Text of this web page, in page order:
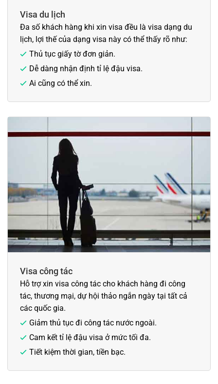
Visa du lịch
Đa số khách hàng khi xin visa đều là visa dạng du
lịch, lợi thế của dạng visa này có thể thấy rõ như:
Thủ tục giấy tờ đơn giản.
Dễ dàng nhận định tỉ lệ đậu visa.
Ai cũng có thể xin.
Visa công tác
Hỗ trợ xin visa công tác cho khách hàng đi công
tác, thương mại, dự hội thảo ngắn ngày tại tất cả
các quốc gia.
Giảm thủ tục đi công tác nước ngoài.
Cam kết tỉ lệ đậu visa ở mức tối đa.
Tiết kiệm thời gian, tiền bạc.